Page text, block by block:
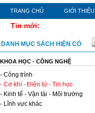
TRANG CHỦ GIỚI THIỆU
Tin mới:
DANH MỤC SÁCH HIỆN CÓ
KHOA HỌC - CÔNG NGHỆ
- Công trình
- Cơ khí - Điện tử - Tin học
- Kinh tế - Vận tải - Môi trường
- Lĩnh vực khác